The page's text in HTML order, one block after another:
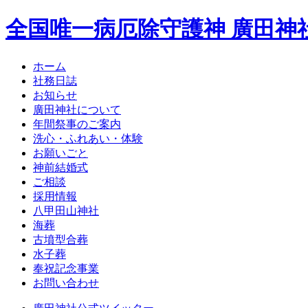
全国唯一病厄除守護神 廣田神
ホーム
社務日誌
お知らせ
廣田神社について
年間祭事のご案内
洗心・ふれあい・体験
お願いごと
神前結婚式
ご相談
採用情報
八甲田山神社
海葬
古墳型合葬
水子葬
奉祝記念事業
お問い合わせ